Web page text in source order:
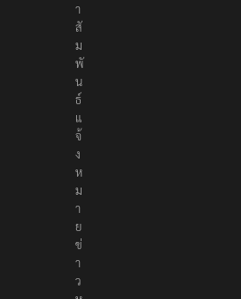
า
สั
ม
พั
น
ธ์
แ
จ้
ง
ห
ม
า
ย
ข่
า
ว